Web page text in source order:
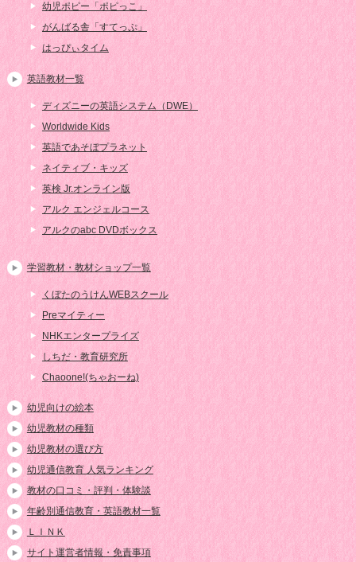
幼児ポピー「ポピっこ」
がんばる舎「すてっぷ」
はっぴぃタイム
英語教材一覧
ディズニーの英語システム（DWE）
Worldwide Kids
英語であそぼプラネット
ネイティブ・キッズ
英検 Jr.オンライン版
アルク エンジェルコース
アルクのabc DVDボックス
学習教材・教材ショップ一覧
くぼたのうけんWEBスクール
Preマイティー
NHKエンタープライズ
しちだ・教育研究所
Chaoone!(ちゃおーね)
幼児向けの絵本
幼児教材の種類
幼児教材の選び方
幼児通信教育 人気ランキング
教材の口コミ・評判・体験談
年齢別通信教育・英語教材一覧
ＬＩＮＫ
サイト運営者情報・免責事項